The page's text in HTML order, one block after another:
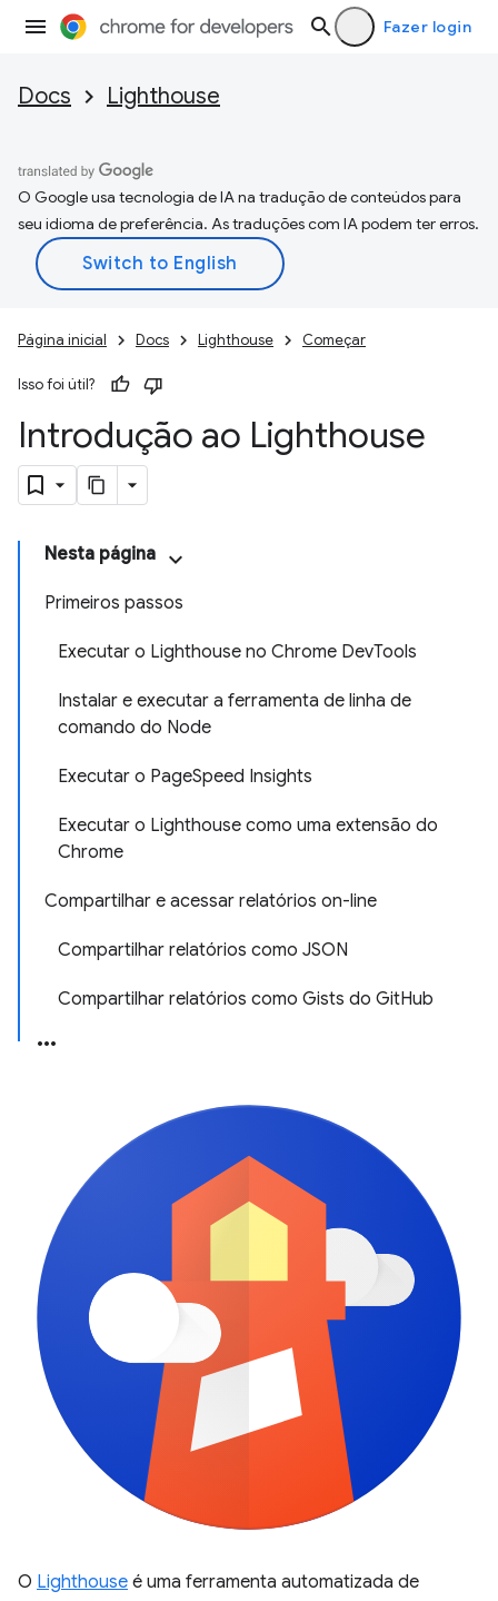
Fazer login
Docs Lighthouse
O Google usa tecnologia de IA na tradução de conteúdos para
seu idioma de preferência. As traduções com IA podem ter erros.
Página inicial Docs Lighthouse Começar
Isso foi útil?
Introdução ao Lighthouse
Nesta página
Primeiros passos
Executar o Lighthouse no Chrome DevTools
Instalar e executar a ferramenta de linha de
comando do Node
Executar o PageSpeed Insights
Executar o Lighthouse como uma extensão do
Chrome
Compartilhar e acessar relatórios on-line
Compartilhar relatórios como JSON
Compartilhar relatórios como Gists do GitHub
O Lighthouse é uma ferramenta automatizada de